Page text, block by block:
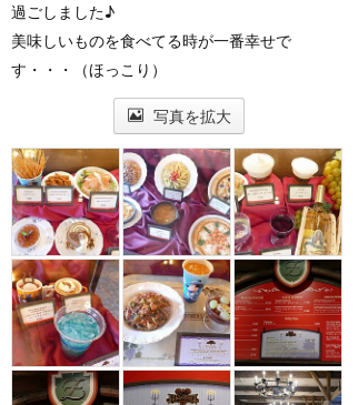
過ごしました♪
美味しいものを食べてる時が一番幸せで
す・・・（ほっこり）
写真を拡大